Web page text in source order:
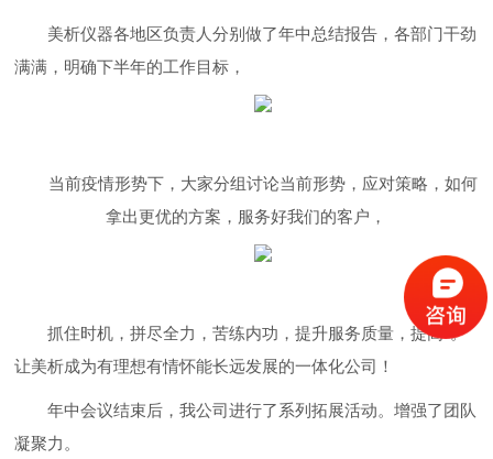
美析仪器各地区负责人分别做了年中总结报告，各部门干劲
满满，明确下半年的工作目标，
当前疫情形势下，大家分组讨论当前形势，应对策略，如何
拿出更优的方案，服务好我们的客户，
抓住时机，拼尽全力，苦练内功，提升服务质量，提高*。
让美析成为有理想有情怀能长远发展的一体化公司！
年中会议结束后，我公司进行了系列拓展活动。增强了团队
凝聚力。